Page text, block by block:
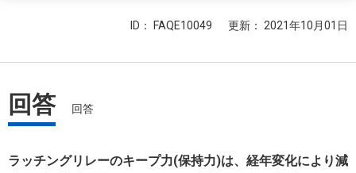
ID： FAQE10049 更新： 2021年10月01日
回答 回答
ラッチングリレーのキープ力(保持力)は、経年変化により減